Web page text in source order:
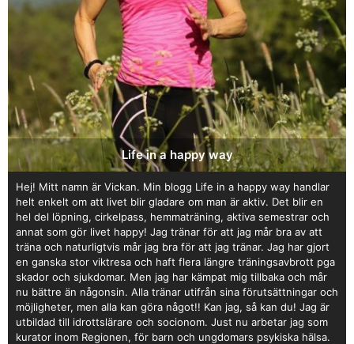
Life in a happy way
Hej! Mitt namn är Vickan. Min blogg Life in a happy way handlar
helt enkelt om att livet blir gladare om man är aktiv. Det blir en
hel del löpning, cirkelpass, hemmaträning, aktiva semestrar och
annat som gör livet happy! Jag tränar för att jag mår bra av att
träna och naturligtvis mår jag bra för att jag tränar. Jag har gjort
en ganska stor viktresa och haft flera längre träningsavbrott pga
skador och sjukdomar. Men jag har kämpat mig tillbaka och mår
nu bättre än någonsin. Alla tränar utifrån sina förutsättningar och
möjligheter, men alla kan göra något!! Kan jag, så kan du! Jag är
utbildad till idrottslärare och socionom. Just nu arbetar jag som
kurator inom Regionen, för barn och ungdomars psykiska hälsa.